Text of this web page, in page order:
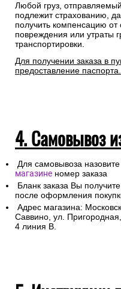
Любой груз,
подлежит страхованию,
получить компенсацию от
повреждения или утраты
транспортировки.
Для получении заказа в
предоставление паспорта.
4. Самовывоз
Для самовывоза
магазине номер заказа
Бланк заказа Вы
после оформления
Адрес магазина:
Саввино, ул.
4 линия В.